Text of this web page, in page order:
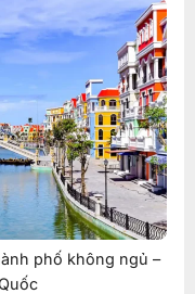
phố không ngủ –